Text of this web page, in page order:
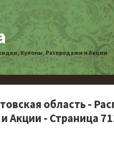
Купоны, Распродажи и Акции
область -
Акции - Страница